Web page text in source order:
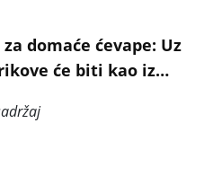
Džejmija
domaće ćevape: Uz
će biti kao iz